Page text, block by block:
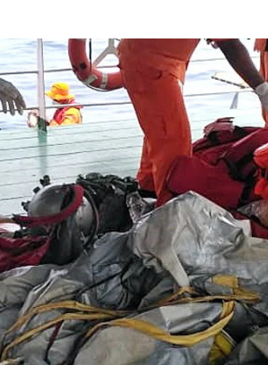
de Lion Air estrellado frente a la isla indonesia
WhatsappFacebook
X